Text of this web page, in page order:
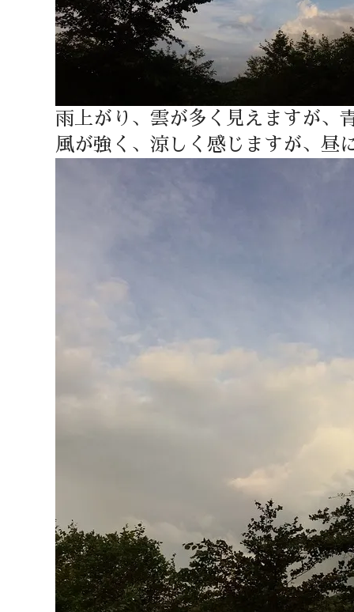
雨上がり、雲が多く見えますが、
風が強く、涼しく感じますが、昼